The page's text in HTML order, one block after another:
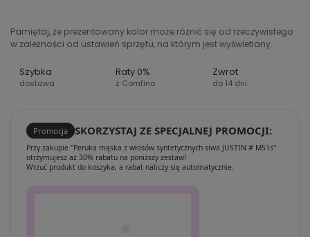
Pamiętaj, że prezentowany kolor może różnić się od rzeczywistego
w zależności od ustawień sprzętu, na którym jest wyświetlany.
Szybka
dostawa
Raty 0%
z Comfino
Zwrot
do 14 dni
Promocja SKORZYSTAJ ZE SPECJALNEJ PROMOCJI:
Przy zakupie "Peruka męska z włosów syntetycznych siwa JUSTIN # M51s"
otrzymujesz aż 30% rabatu na poniższy zestaw!
Wrzuć produkt do koszyka, a rabat naliczy się automatycznie.